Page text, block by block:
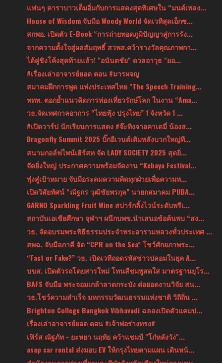
แฟนๆ คาราบาวเต็มอิ่มกับการแสดงสุดพิเศษใน “มนต์เพลง...
House of Wisdom จับมือ Woody World จัดเวทีสุดเอ็กซ...
สกพอ. เปิดตัว E-Book “การถ่ายทอดภูมิปัญญาสู่การรัง...
จากความตั้งใจสู่ผลสัมฤทธิ์ สวพส.คว้ารางวัลคุณภาพกา...
ได้คู่ชิงโค้งสุดท้ายแล้ว! "อนันตชัย" ดวลอาวุธ "ยอ...
#เรื่องเล่าอาจารย์ยอด ตอน #มารผจญ
สมาคมฝึกการพูด แห่งประเทศไทย "The Speech Training...
ททท. ตอกย้ำแนวคิดการท่องเที่ยวรักษ์โลก ในงาน “Ama...
วธ.จัดเทศกาลอาการ “ไทยฟุ้ง ปรุงไทย” 1 จังหวัด 1 ...
#เปิดวาร์ป นักเรียนการแสดง #จ๊ะทิงจาอคาเดมี่ น้องส...
Dragonfly Summit 2025 บิ๊กอีเวนต์เติมพลังบวกใหญ่ที...
สนามกอล์ฟไพน์เฮิร์สท จัด LADY SOCIETY 2025 สุดยิ่...
จัดยิ่งใหญ่ ประกาศความพร้อมจัดงาน “Kebaya Festival...
พุ่งสู่เป้าหมาย จับมือระดมความคิดทุกฝ่ายเพื่อความห...
เปิดวิสัยทัศน์ “ณัฐกร วุฒิชัยพรกุล” นายกสมาคม PUBA...
GARNO Sparkling Fruit Wine สปาร์กลิ้งไวน์ระดับพรีเ...
สถาบันเอเชียศึกษา จุฬาฯ ผนึกบพข.นำเสนอข้อค้นพบ “สง...
วธ. จัดอบรมพระพิธีธรรมประจำพระอารามหลวงทั่วประเทศ ...
สพฉ. จับมือภาคี จัด “CPR on the Sea” โชว์ศักยภาพระ...
“Fact or Fake?” วธ. เปิดเวทีถอดรหัสข่าวปลอมในยุค A...
บขส. เปิดตัวรถโดยสารใหม่ โทนสีชมพูสดใส มาตรฐานยุโร...
BAFS จับมือ พระจอมเกล้าลาดกระบัง ต่อยอดงานวิจัย สน...
วธ.โชว์ความสำเร็จ มหกรรมวัฒนธรรมแห่งชาติ วิถีถิ่น ...
Brighton College Bangkok Vibhavadi ฉลองเปิดตัวแคมป...
เรื่องเล่าอาจารย์ยอด ตอน #เจ้าพ่อร่างทรง#
เฟิร์ส ณัฐภัท - ยะหยา นฤทัย คว้าแชมป์ "โก๋หลังวัง"...
asap car rental ส่งมอบ EV ให้กรุงไทยตามแผน เดินหน้...